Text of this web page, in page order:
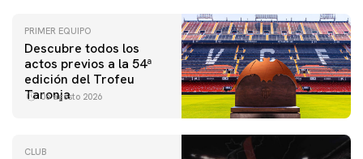
PRIMER EQUIPO
Descubre todos los
actos previos a la 54ª
edición del Trofeu
Taronja
06 agosto 2026
CLUB